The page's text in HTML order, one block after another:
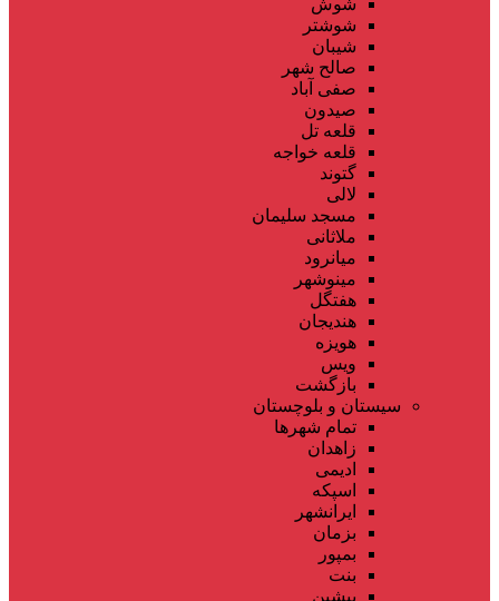
شوشتر
شیبان
صالح شهر
صفی آباد
صیدون
قلعه تل
قلعه خواجه
گتوند
لالی
مسجد سلیمان
ملاثانی
میانرود
مینوشهر
هفتگل
هندیجان
هویزه
ویس
بازگشت
سیستان و بلوچستان
تمام شهر‌ها
زاهدان
ادیمی
اسپکه
ایرانشهر
بزمان
بمپور
بنت
پیشین